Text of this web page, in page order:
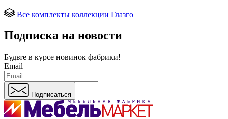
Все комплекты коллекции Глазго
Подписка на новости
Будьте в курсе новинок фабрики!
Email
Подписаться